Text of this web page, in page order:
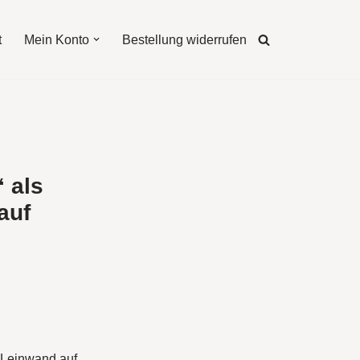
Mein Konto Bestellung widerrufen
als